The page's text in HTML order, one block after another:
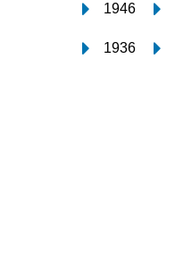
1946
1936